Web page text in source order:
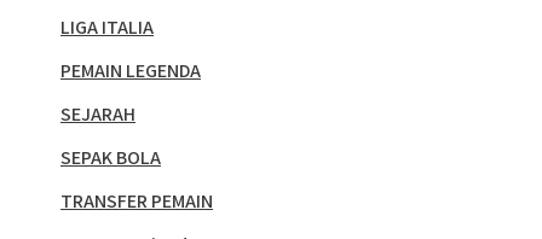
LIGA ITALIA
PEMAIN LEGENDA
SEJARAH
SEPAK BOLA
TRANSFER PEMAIN